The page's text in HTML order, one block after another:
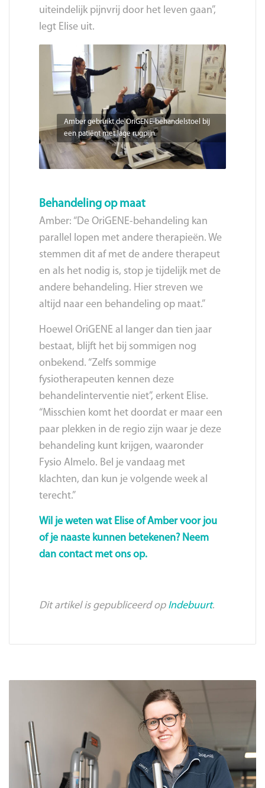
uiteindelijk pijnvrij door het leven gaan”,
legt Elise uit.
Amber gebruikt de OriGENE-behandelstoel bij
een patiënt met lage rugpijn.
Behandeling op maat
Amber: “De OriGENE-behandeling kan
parallel lopen met andere therapieën. We
stemmen dit af met de andere therapeut
en als het nodig is, stop je tijdelijk met de
andere behandeling. Hier streven we
altijd naar een behandeling op maat.”
Hoewel OriGENE al langer dan tien jaar
bestaat, blijft het bij sommigen nog
onbekend. “Zelfs sommige
fysiotherapeuten kennen deze
behandelinterventie niet”, erkent Elise.
“Misschien komt het doordat er maar een
paar plekken in de regio zijn waar je deze
behandeling kunt krijgen, waaronder
Fysio Almelo. Bel je vandaag met
klachten, dan kun je volgende week al
terecht.”
Wil je weten wat Elise of Amber voor jou
of je naaste kunnen betekenen? Neem
dan contact met ons op.
Dit artikel is gepubliceerd op Indebuurt.